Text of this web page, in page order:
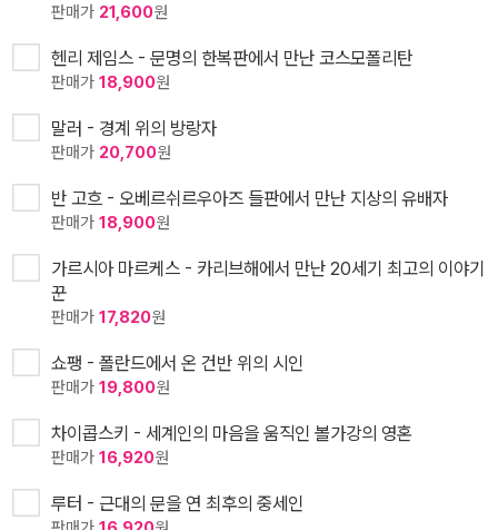
판매가 21,600원
헨리 제임스 - 문명의 한복판에서 만난 코스모폴리탄
판매가 18,900원
말러 - 경계 위의 방랑자
판매가 20,700원
반 고흐 - 오베르쉬르우아즈 들판에서 만난 지상의 유배자
판매가 18,900원
가르시아 마르케스 - 카리브해에서 만난 20세기 최고의 이야기
꾼
판매가 17,820원
쇼팽 - 폴란드에서 온 건반 위의 시인
판매가 19,800원
차이콥스키 - 세계인의 마음을 움직인 볼가강의 영혼
판매가 16,920원
루터 - 근대의 문을 연 최후의 중세인